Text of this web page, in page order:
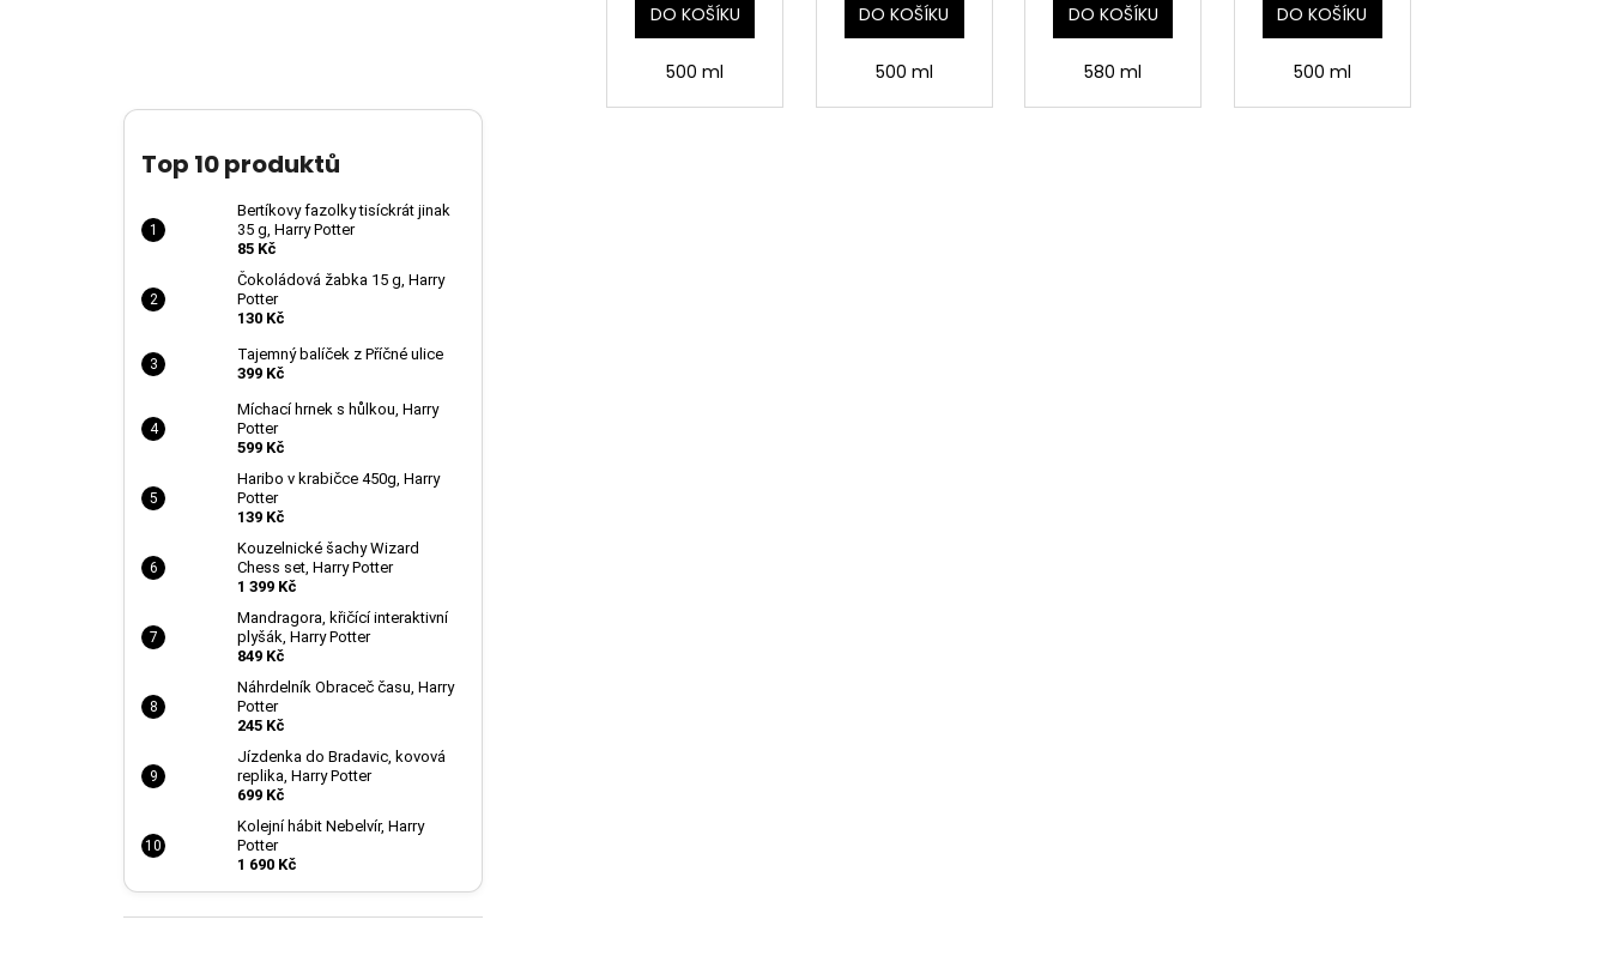
Top 10 produktů
Bertíkovy fazolky tisíckrát jinak
35 g, Harry Potter
85 Kč
Čokoládová žabka 15 g, Harry
Potter
130 Kč
Tajemný balíček z Příčné ulice
399 Kč
Míchací hrnek s hůlkou, Harry
Potter
599 Kč
Haribo v krabičce 450g, Harry
Potter
139 Kč
Kouzelnické šachy Wizard
Chess set, Harry Potter
1 399 Kč
Mandragora, křičící interaktivní
plyšák, Harry Potter
849 Kč
Náhrdelník Obraceč času, Harry
Potter
245 Kč
Jízdenka do Bradavic, kovová
replika, Harry Potter
699 Kč
Kolejní hábit Nebelvír, Harry
Potter
1 690 Kč
DO KOŠÍKU
500 ml
DO KOŠÍKU
500 ml
DO KOŠÍKU
580 ml
DO KOŠÍKU
500 ml